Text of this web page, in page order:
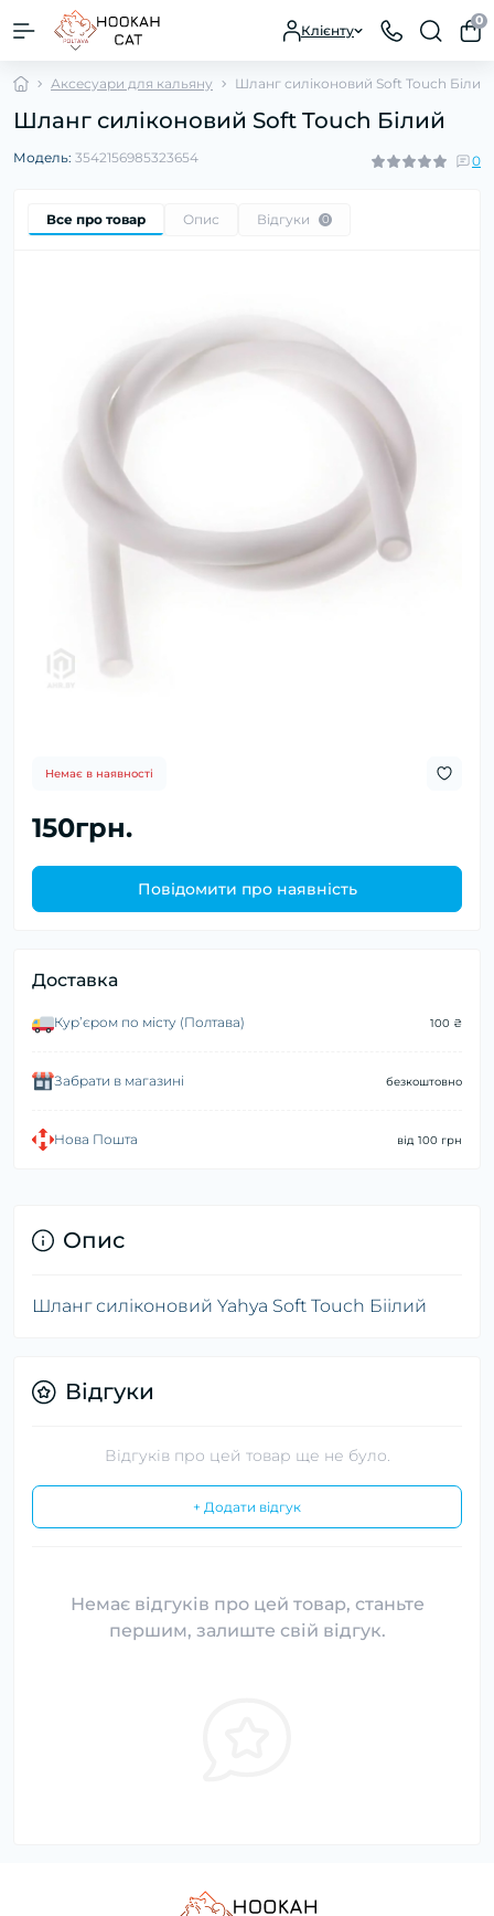
Клієнту
0
Аксесуари для кальяну Шланг силіконовий Soft Touch Білий
Шланг силіконовий Soft Touch Білий
Модель: 3542156985323654 0
Все про товар Опис Відгуки 0
Немає в наявності
150грн.
Повідомити про наявність
Доставка
Курʼєром по місту (Полтава) 100 ₴
Забрати в магазині безкоштовно
Нова Пошта від 100 грн
Опис
Шланг силіконовий Yahya Soft Touch Біілий
Відгуки
Відгуків про цей товар ще не було.
+ Додати відгук
Немає відгуків про цей товар, станьте
першим, залиште свій відгук.